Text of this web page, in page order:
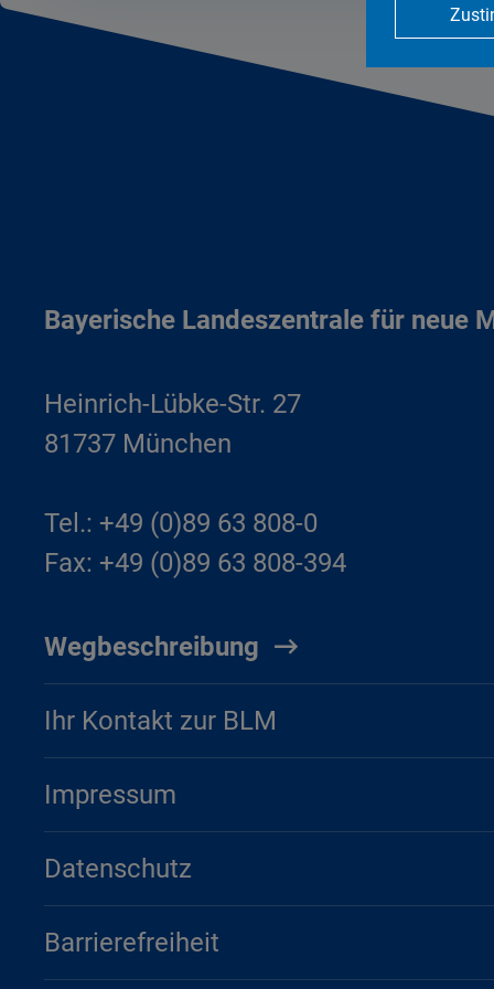
Bayerische Landeszentrale für neue
Heinrich-Lübke-Str. 27
81737 München
Tel.: +49 (0)89 63 808-0
Fax: +49 (0)89 63 808-394
Wegbeschreibung
Ihr Kontakt zur BLM
Impressum
Datenschutz
Barrierefreiheit